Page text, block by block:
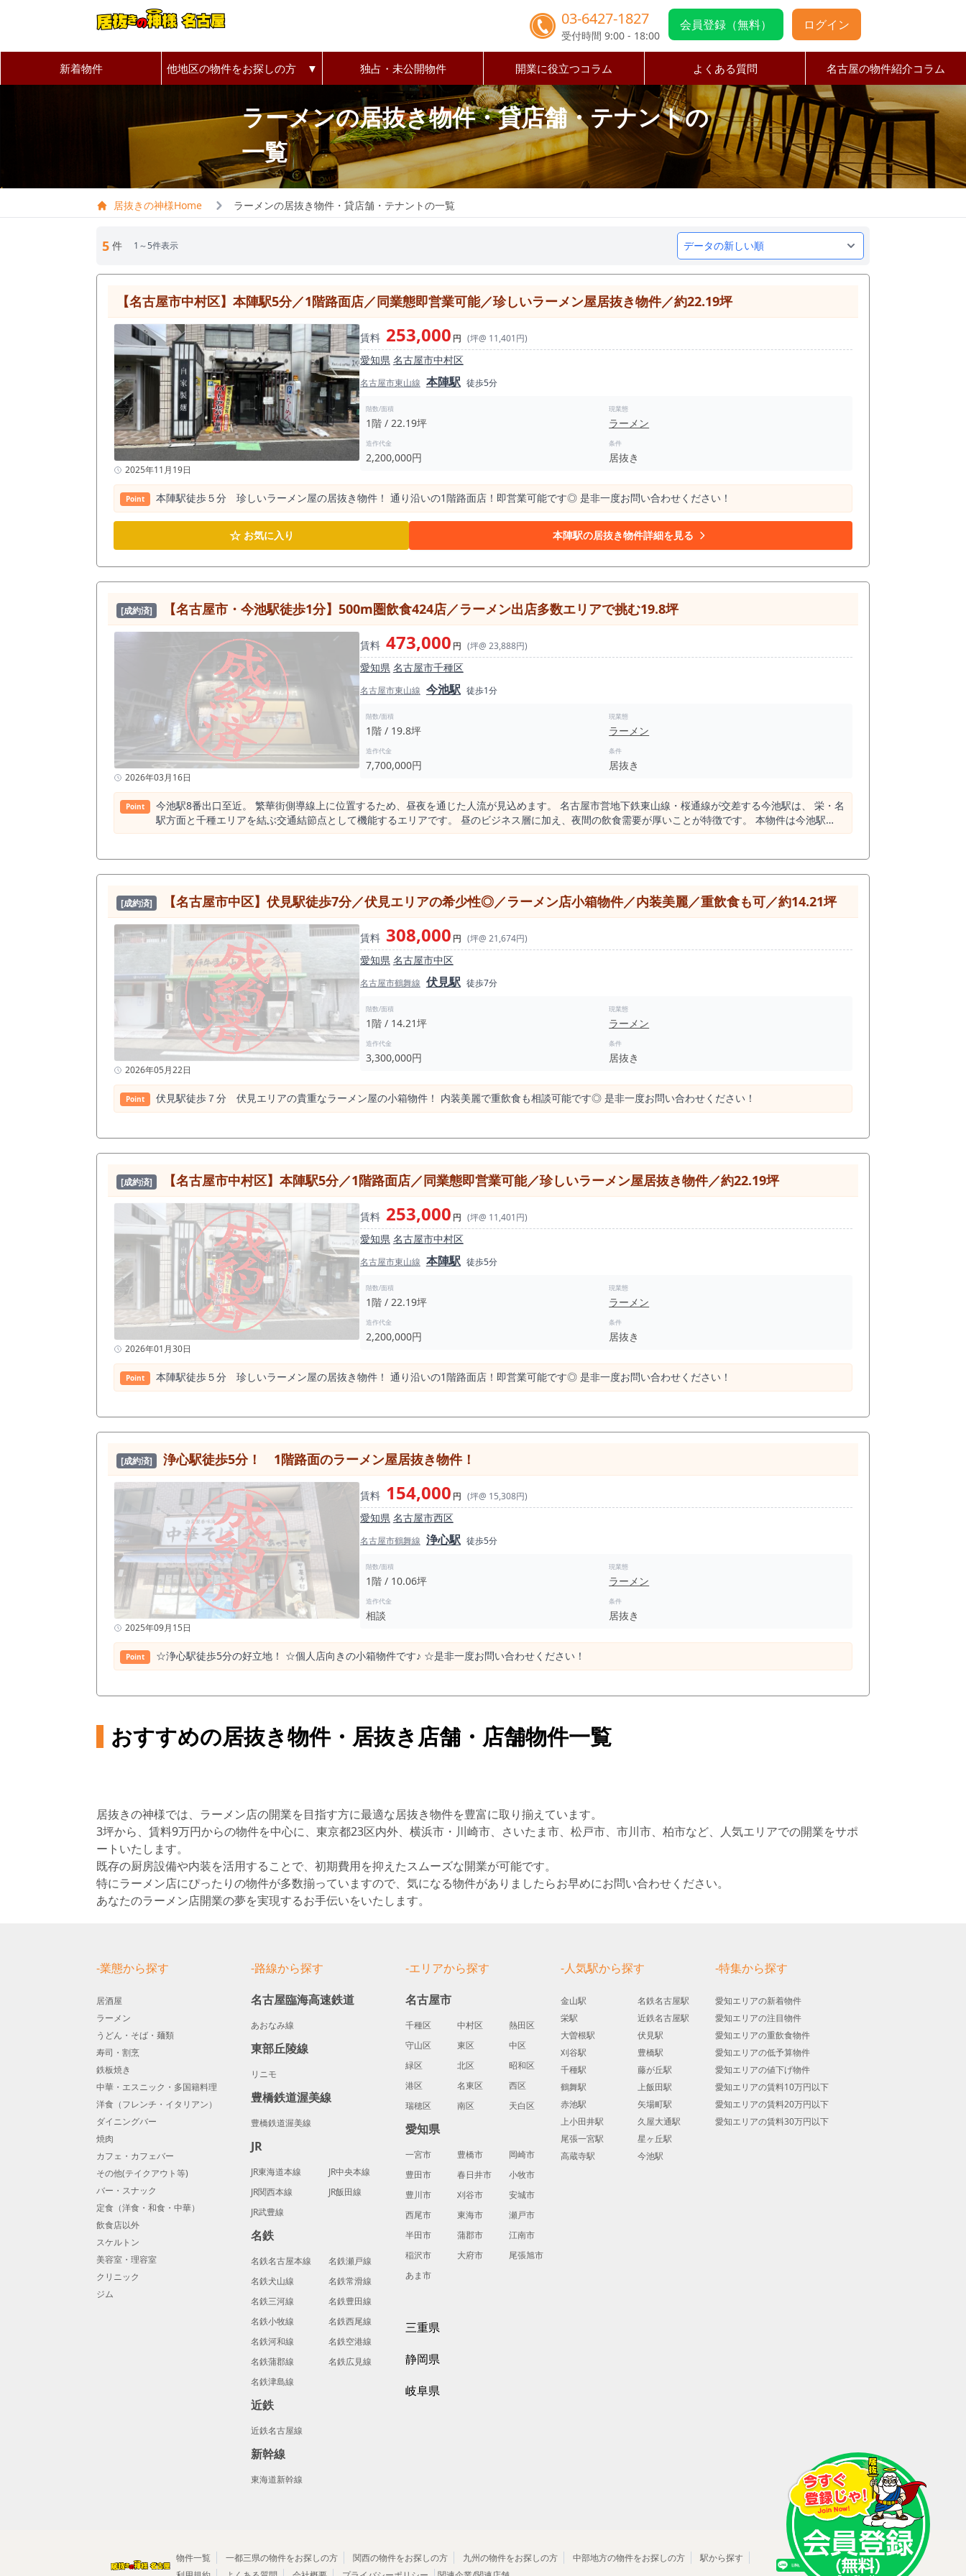
03-6427-1827
受付時間 9:00 - 18:00
会員登録（無料） ログイン
新着物件 他地区の物件をお探しの方 ▼ 独占・未公開物件 開業に役立つコラム よくある質問 名古屋の物件紹介コラム
ラーメンの居抜き物件・貸店舗・テナントの
一覧
居抜きの神様Home ラーメンの居抜き物件・貸店舗・テナントの一覧
5 件 1～5件表示
【名古屋市中村区】本陣駅5分／1階路面店／同業態即営業可能／珍しいラーメン屋居抜き物件／約22.19坪
2025年11月19日
賃料 253,000 円 (坪@ 11,401円)
愛知県 名古屋市中村区
名古屋市東山線 本陣駅 徒歩5分
階数/面積
1階 / 22.19坪
現業態
ラーメン
造作代金
2,200,000円
条件
居抜き
Point 本陣駅徒歩５分 珍しいラーメン屋の居抜き物件！ 通り沿いの1階路面店！即営業可能です◎ 是非一度お問い合わせください！
☆ お気に入り 本陣駅の居抜き物件詳細を見る
[成約済] 【名古屋市・今池駅徒歩1分】500m圏飲食424店／ラーメン出店多数エリアで挑む19.8坪
2026年03月16日
賃料 473,000 円 (坪@ 23,888円)
愛知県 名古屋市千種区
名古屋市東山線 今池駅 徒歩1分
階数/面積
1階 / 19.8坪
現業態
ラーメン
造作代金
7,700,000円
条件
居抜き
Point
今池駅8番出口至近。 繁華街側導線上に位置するため、昼夜を通じた人流が見込めます。 名古屋市営地下鉄東山線・桜通線が交差する今池駅は、 栄・名
駅方面と千種エリアを結ぶ交通結節点として機能するエリアです。 昼のビジネス層に加え、夜間の飲食需要が厚いことが特徴です。 本物件は今池駅
500m圏内。 半径500m以内に飲食店約424店が集積する、 今池でも飲食密度の高いエリア内の角地ポジション。 角地立地のため視認性が高く、 2方向
味ではなく、 飲食需要が成立しているマーケットであることの裏付けです。 特にラーメン業態は複数出店しており、 ・夜の〆需要 ・2軒目利用 ・回転
型モデル いずれも成立しているエリアといえます。 ■ 面積と収益設計 19.8坪（約65.45㎡）。 このサイズは、 ・カウンター主体の高回転型 ・テーブル
併設の単価型 ・昼夜二毛作モデル など、坪効率を設計しやすい面積です。 賃料は473,000円（税込）。 仮に月商350万〜500万円を想定した場合、 賃
料比率は約9〜13％。 今池駅徒歩1分という立地を踏まえると、 十分に現実的なレンジといえます。 ■ 居抜きの価値と造作 現況ラーメン居抜き。 造作
譲渡770万円は、厨房設備・内装状態を踏まえると出店スピードを優先する場合には検討余地のある水準です。 フルスケルトン出店と比較した場合、 ・
内装工事費 ・厨房設備費 ・開業までの時間 を圧縮できる可能性があります。 出店スピードを重視する方、 既存ブランドの多店舗展開を検討している法
人様にも適した仕様です。 ■ 今池という街 今池は ・地下鉄2路線交差 ・夜間営業店舗が多い ・飲み需要が厚い という特性を持ちます。 昼だけでなく、
夜・深夜帯の売上構築も視野に入る立地。 単価を上げるか、回転で取るか。 戦略設計次第で形を作れるエリアです。 ■ こんな方に向いています ・今池
でブランド勝負を考えている方 ・既存ラーメンブランドの名古屋進出 ・夜型業態への転用検討 ・坪効率を意識した出店をされる方 「なんとなく出店」
ではなく、 数字設計を前提に出店判断をされる方にご検討いただきたい物件です。 今池エリアで本気の出店を検討されている方は、昼夜それぞれの時
間帯で現地の人流をご確認ください。
[成約済] 【名古屋市中区】伏見駅徒歩7分／伏見エリアの希少性◎／ラーメン店小箱物件／内装美麗／重飲食も可／約14.21坪
2026年05月22日
賃料 308,000 円 (坪@ 21,674円)
愛知県 名古屋市中区
名古屋市鶴舞線 伏見駅 徒歩7分
階数/面積
1階 / 14.21坪
現業態
ラーメン
造作代金
3,300,000円
条件
居抜き
Point 伏見駅徒歩７分 伏見エリアの貴重なラーメン屋の小箱物件！ 内装美麗で重飲食も相談可能です◎ 是非一度お問い合わせください！
[成約済] 【名古屋市中村区】本陣駅5分／1階路面店／同業態即営業可能／珍しいラーメン屋居抜き物件／約22.19坪
2026年01月30日
賃料 253,000 円 (坪@ 11,401円)
愛知県 名古屋市中村区
名古屋市東山線 本陣駅 徒歩5分
階数/面積
1階 / 22.19坪
現業態
ラーメン
造作代金
2,200,000円
条件
居抜き
Point 本陣駅徒歩５分 珍しいラーメン屋の居抜き物件！ 通り沿いの1階路面店！即営業可能です◎ 是非一度お問い合わせください！
[成約済] 浄心駅徒歩5分！ 1階路面のラーメン屋居抜き物件！
2025年09月15日
賃料 154,000 円 (坪@ 15,308円)
愛知県 名古屋市西区
名古屋市鶴舞線 浄心駅 徒歩5分
階数/面積
1階 / 10.06坪
現業態
ラーメン
造作代金
相談
条件
居抜き
Point ☆浄心駅徒歩5分の好立地！ ☆個人店向きの小箱物件です♪ ☆是非一度お問い合わせください！
おすすめの居抜き物件・居抜き店舗・店舗物件一覧
居抜きの神様では、ラーメン店の開業を目指す方に最適な居抜き物件を豊富に取り揃えています。
3坪から、賃料9万円からの物件を中心に、東京都23区内外、横浜市・川崎市、さいたま市、松戸市、市川市、柏市など、人気エリアでの開業をサポ
ートいたします。
既存の厨房設備や内装を活用することで、初期費用を抑えたスムーズな開業が可能です。
特にラーメン店にぴったりの物件が多数揃っていますので、気になる物件がありましたらお早めにお問い合わせください。
あなたのラーメン店開業の夢を実現するお手伝いをいたします。
-業態から探す
居酒屋
ラーメン
うどん・そば・麺類
寿司・割烹
鉄板焼き
中華・エスニック・多国籍料理
洋食（フレンチ・イタリアン）
ダイニングバー
焼肉
カフェ・カフェバー
その他(テイクアウト等)
バー・スナック
定食（洋食・和食・中華）
飲食店以外
スケルトン
美容室・理容室
クリニック
ジム
-路線から探す
名古屋臨海高速鉄道
あおなみ線
東部丘陵線
リニモ
豊橋鉄道渥美線
豊橋鉄道渥美線
JR
JR東海道本線
JR中央本線
JR関西本線
JR飯田線
JR武豊線
名鉄
名鉄名古屋本線
名鉄瀬戸線
名鉄犬山線
名鉄常滑線
名鉄三河線
名鉄豊田線
名鉄小牧線
名鉄西尾線
名鉄河和線
名鉄空港線
名鉄蒲郡線
名鉄広見線
名鉄津島線
近鉄
近鉄名古屋線
新幹線
東海道新幹線
-エリアから探す
名古屋市
千種区 中村区
熱田区
守山区
東区
中区
緑区
北区
昭和区
港区
名東区
西区
瑞穂区
南区 天白区
愛知県
一宮市 豊橋市
岡崎市
豊田市
春日井市
小牧市
豊川市
刈谷市
安城市
西尾市
東海市
瀬戸市
半田市
蒲郡市
江南市
稲沢市
大府市
尾張旭市
あま市
三重県
静岡県
岐阜県
-人気駅から探す
金山駅
名鉄名古屋駅
栄駅
近鉄名古屋駅
大曽根駅
伏見駅
刈谷駅
豊橋駅
千種駅
藤が丘駅
鶴舞駅
上飯田駅
赤池駅
矢場町駅
上小田井駅
久屋大通駅
尾張一宮駅
星ヶ丘駅
高蔵寺駅
今池駅
-特集から探す
愛知エリアの新着物件
愛知エリアの注目物件
愛知エリアの重飲食物件
愛知エリアの低予算物件
愛知エリアの値下げ物件
愛知エリアの賃料10万円以下
愛知エリアの賃料20万円以下
愛知エリアの賃料30万円以下
物件一覧 一都三県の物件をお探しの方 関西の物件をお探しの方 九州の物件をお探しの方 中部地方の物件をお探しの方
駅から探す